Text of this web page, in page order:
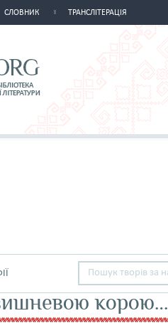
СЛОВНИК ТРАНСЛІТЕРАЦІЯ